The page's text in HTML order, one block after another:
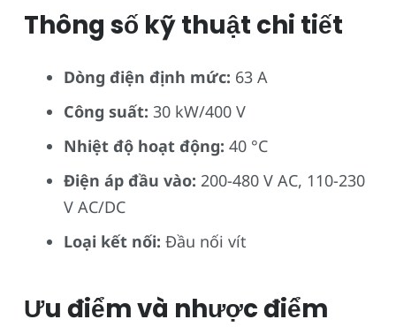
Thông số kỹ thuật chi tiết
Dòng điện định mức: 63 A
Công suất: 30 kW/400 V
Nhiệt độ hoạt động: 40 °C
Điện áp đầu vào: 200-480 V AC, 110-230
V AC/DC
Loại kết nối: Đầu nối vít
Ưu điểm và nhược điểm